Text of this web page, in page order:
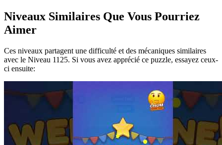
Niveaux Similaires Que Vous Pourriez
Aimer
Ces niveaux partagent une difficulté et des mécaniques similaires
avec le Niveau 1125. Si vous avez apprécié ce puzzle, essayez ceux-
ci ensuite: